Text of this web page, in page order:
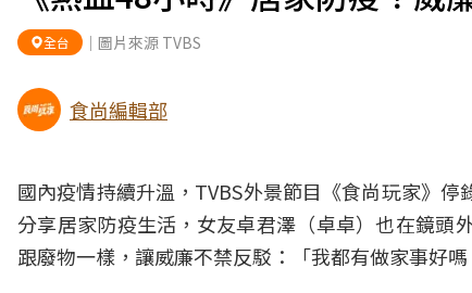
全台 ｜圖片來源 TVBS
食尚編輯部
國內疫情持續升溫，TVBS外景節目《食尚玩家》
分享居家防疫生活，女友卓君澤（卓卓）也在鏡頭
跟廢物一樣，讓威廉不禁反駁：「我都有做家事好